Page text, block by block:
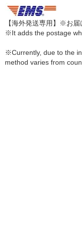
【海外発送専用】※お届
※It adds the postage
※Currently, due to the
method varies from